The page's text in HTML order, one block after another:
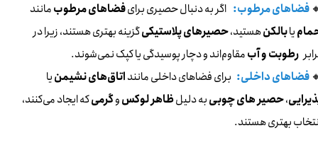
فضاهای مرطوب: اگر به دنبال حصیری برایفضاهای مرطوبمانند
یابالکنهستید،حصیرهای پلاستیکیگزینه بهتری هستند، زیرا در
رطوبت و آبمقاوم‌اند و دچار پوسیدگی یا کپک نمی‌شوند.
فضاهای داخلی: برای فضاهای داخلی ماننداتاق‌های نشیمنیا
،حصیر های چوبیبه دلیلظاهر لوکسوگرمیکه ایجاد می‌کنند،
بهتری هستند.